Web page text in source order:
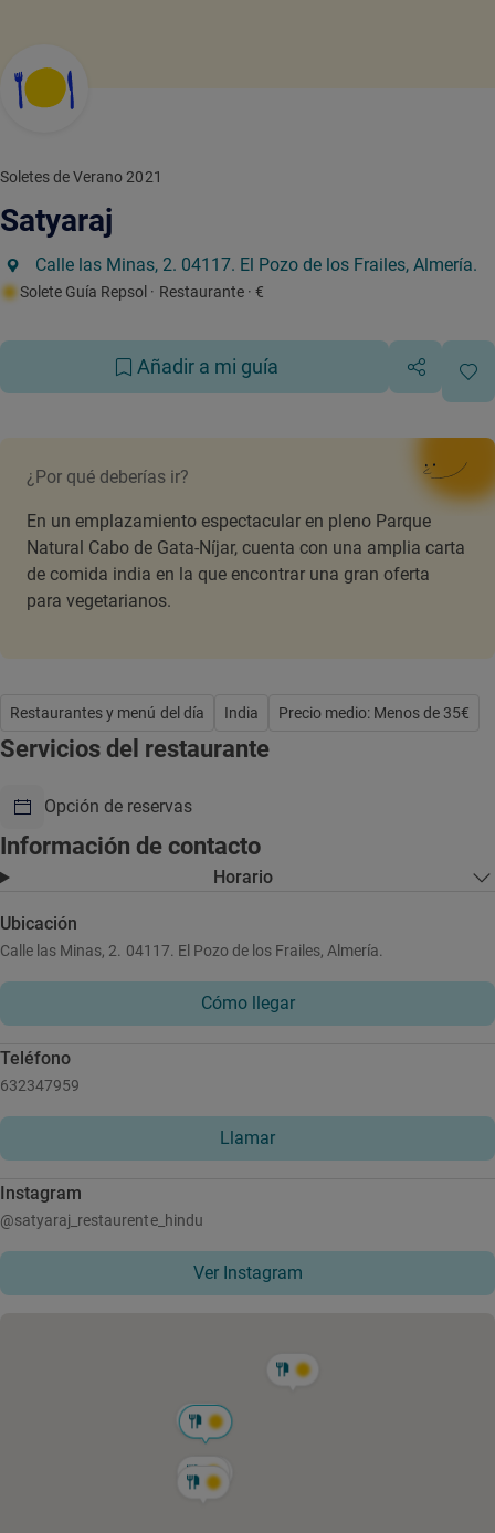
Soletes de Verano 2021
Satyaraj
Calle las Minas, 2. 04117. El Pozo de los Frailes, Almería.
Solete Guía Repsol · Restaurante · €
Añadir a mi guía
¿Por qué deberías ir?
En un emplazamiento espectacular en pleno Parque
Natural Cabo de Gata-Níjar, cuenta con una amplia carta
de comida india en la que encontrar una gran oferta
para vegetarianos.
Restaurantes y menú del día India Precio medio: Menos de 35€
Servicios del restaurante
Opción de reservas
Información de contacto
Horario
Ubicación
Calle las Minas, 2. 04117. El Pozo de los Frailes, Almería.
Cómo llegar
Teléfono
632347959
Llamar
Instagram
@satyaraj_restaurente_hindu
Ver Instagram